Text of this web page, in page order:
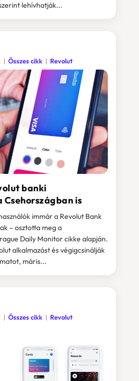
lehívhatják...
banki
is
Összes cikk Revolut
immár a Revolut Bank
– osztotta meg a
Daily Monitor cikke alapján.
alkalmazást és végigcsinálják
máris...
Összes cikk Revolut